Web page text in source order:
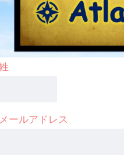
メールアドレス